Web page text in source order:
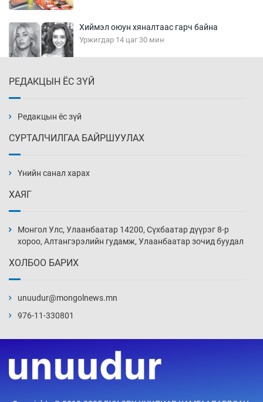
Хиймэл оюун хяналтаас гарч байна
Уржигдар 14 цаг 30 мин
Уржигдар 14 цаг 00 мин
нэмэгджээ
Уржигдар 13 цаг 30 мин
Уржигдар 13 цаг 00 мин
Уржигдар 12 цаг 30 мин
РЕДАКЦЫН ЁС ЗҮЙ
Редакцын ёс зүй
СУРТАЛЧИЛГАА БАЙРШУУЛАХ
Үнийн санал харах
ХАЯГ
Монгол Улс, Улаанбаатар 14200, Сүхбаатар дүүрэг 8-р
хороо, Алтангэрэлийн гудамж, Улаанбаатар зочид буудал
ХОЛБОО БАРИХ
unuudur@mongolnews.mn
976-11-330801